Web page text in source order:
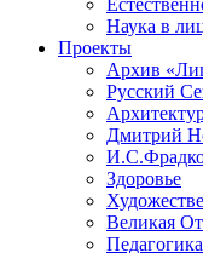
Наука в
Проекты
Архив
Русский
Дмитрий
Здоровье
Великая